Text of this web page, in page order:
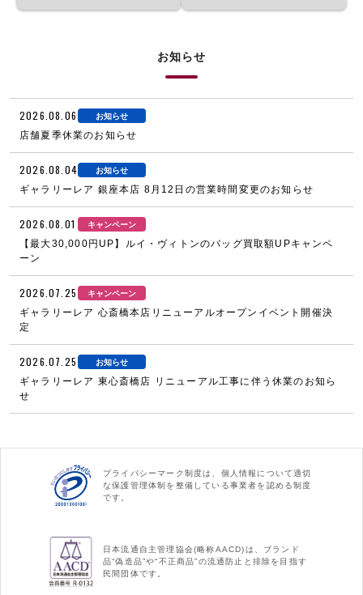
お知らせ
2026.08.06 お知らせ
店舗夏季休業のお知らせ
2026.08.04 お知らせ
ギャラリーレア 銀座本店 8月12日の営業時間変更のお知らせ
2026.08.01 キャンペーン
【最大30,000円UP】ルイ・ヴィトンのバッグ買取額UPキャンペ
ーン
2026.07.25 キャンペーン
ギャラリーレア 心斎橋本店リニューアルオープンイベント開催決
定
2026.07.25 お知らせ
ギャラリーレア 東心斎橋店 リニューアル工事に伴う休業のお知ら
せ
プライバシーマーク制度は、個人情報について適切
な保護管理体制を整備している事業者を認める制度
です。
日本流通自主管理協会(略称AACD)は、ブランド
品“偽造品”や“不正商品”の流通防止と排除を目指す
民間団体です。